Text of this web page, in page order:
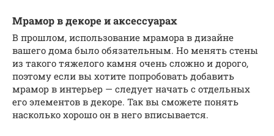
Мрамор в декоре и аксессуарах
В прошлом, использование мрамора в дизайне
вашего дома было обязательным. Но менять стены
из такого тяжелого камня очень сложно и дорого,
поэтому если вы хотите попробовать добавить
мрамор в интерьер — следует начать с отдельных
его элементов в декоре. Так вы сможете понять
насколько хорошо он в него вписывается.